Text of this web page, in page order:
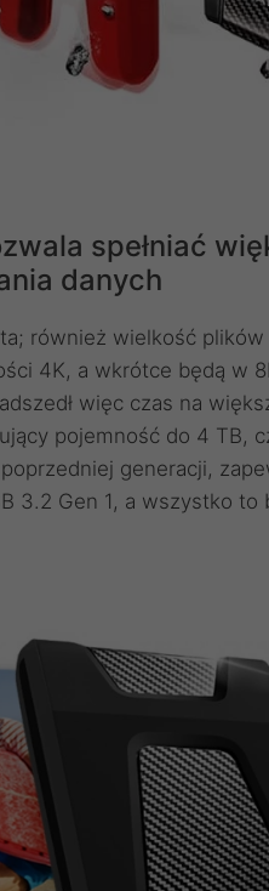
spełniać
danych
również wielkość
4K, a wkrótce będą w
więc czas na
pojemność do 4 TB,
generacji,
3.2 Gen 1, a wszystko to